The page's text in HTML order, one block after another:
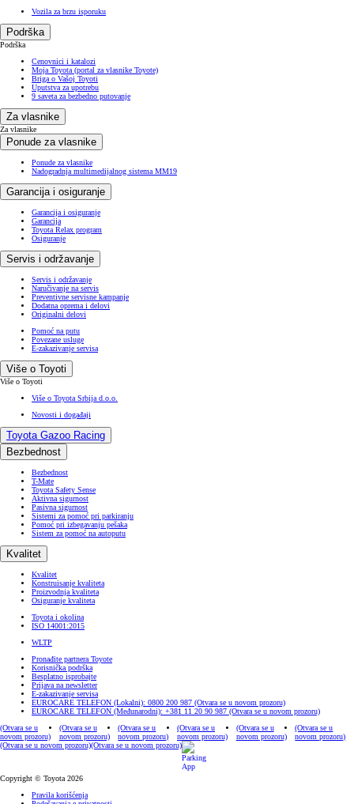
Vozila za brzu isporuku
Podrška
Podrška
Cenovnici i katalozi
Moja Toyota (portal za vlasnike Toyote)
Briga o Vašoj Toyoti
Uputstva za upotrebu
9 saveta za bezbedno putovanje
Za vlasnike
Za vlasnike
Ponude za vlasnike
Ponude za vlasnike
Nadogradnja multimedijalnog sistema MM19
Garancija i osiguranje
Garancija i osiguranje
Garancija
Toyota Relax program
Osiguranje
Servis i održavanje
Servis i održavanje
Naručivanje na servis
Preventivne servisne kampanje
Dodatna oprema i delovi
Originalni delovi
Pomoć na putu
Povezane usluge
E-zakazivanje servisa
Više o Toyoti
Više o Toyoti
Više o Toyota Srbija d.o.o.
Novosti i događaji
Toyota Gazoo Racing
Bezbednost
Bezbednost
T-Mate
Toyota Safety Sense
Aktivna sigurnost
Pasivna sigurnost
Sistemi za pomoć pri parkiranju
Pomoć pri izbegavanju pešaka
Sistem za pomoć na autoputu
Kvalitet
Kvalitet
Konstruisanje kvaliteta
Proizvodnja kvaliteta
Osiguranje kvaliteta
Toyota i okolina
ISO 14001:2015
WLTP
Pronađite partnera Toyote
Korisnička podrška
Besplatno isprobajte
Prijava na newsletter
E-zakazivanje servisa
EUROCARE TELEFON (Lokalni): 0800 200 987 (Otvara se u novom prozoru)
EUROCARE TELEFON (Međunarodni): +381 11 20 90 987 (Otvara se u novom prozoru)
(Otvara se u
novom prozoru)
(Otvara se u
novom prozoru)
(Otvara se u
novom prozoru)
(Otvara se u
novom prozoru)
(Otvara se u
novom prozoru)
(Otvara se u
novom prozoru)
(Otvara se u novom prozoru)(Otvara se u novom prozoru)
Copyright © Toyota 2026
Pravila korišćenja